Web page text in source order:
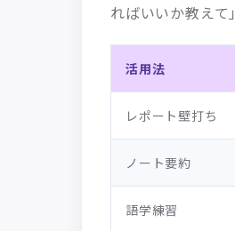
ればいいか教えて
活用法
レポート壁打ち
ノート要約
語学練習